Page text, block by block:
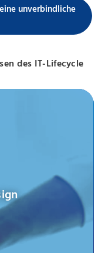
unverbindliche
des IT-Lifecycle